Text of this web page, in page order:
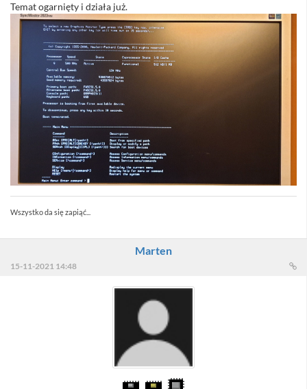
Temat ogarnięty i działa już.
Wszystko da się zapiąć...
Marten
15-11-2021 14:48